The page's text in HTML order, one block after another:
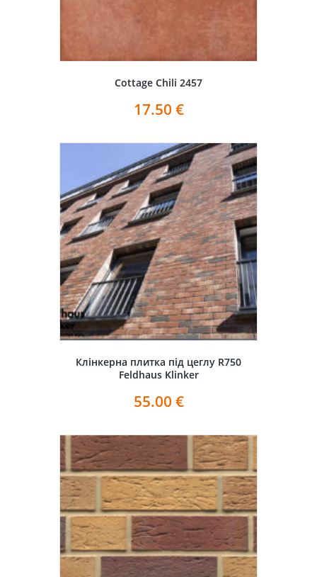
Cottage Chili 2457
17.50 €
Клінкерна плитка під цеглу R750
Feldhaus Klinker
55.00 €